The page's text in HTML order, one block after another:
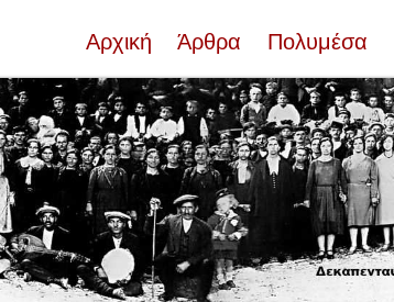
Αρχική Άρθρα Πολυμέσα